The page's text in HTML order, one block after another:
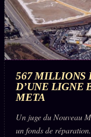
567 MILLIONS
D’UNE LIGNE
META
Un juge du Nouveau
un fonds de